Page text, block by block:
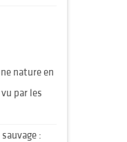
nature en
par les
: